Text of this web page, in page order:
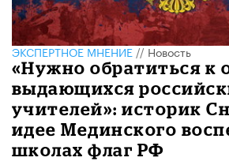
ЭКСПЕРТНОЕ МНЕНИЕ//Новость
«Нужно обратиться к
выдающихся
учителей»: историк
идее Мединского
школах флаг РФ